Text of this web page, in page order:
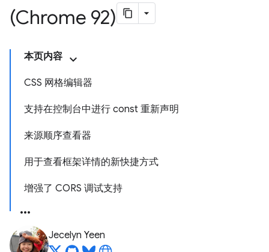
(Chrome 92)
本页内容
CSS 网格编辑器
支持在控制台中进行 const 重新声明
来源顺序查看器
用于查看框架详情的新快捷方式
增强了 CORS 调试支持
Jecelyn Yeen